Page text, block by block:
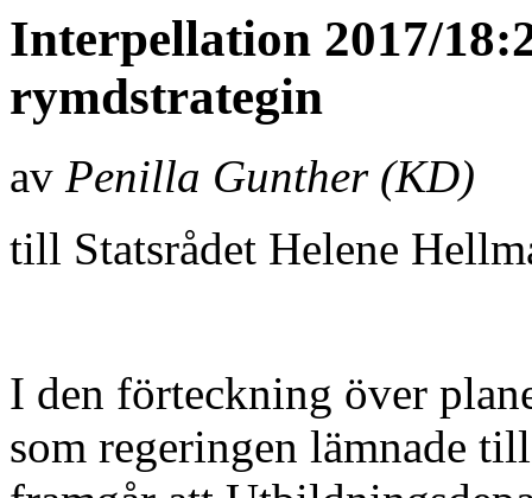
Interpellation 2017/
rymdstrategin
av Penilla Gunther (KD)
till Statsrådet Helene
I den förteckning över
som regeringen lämnade